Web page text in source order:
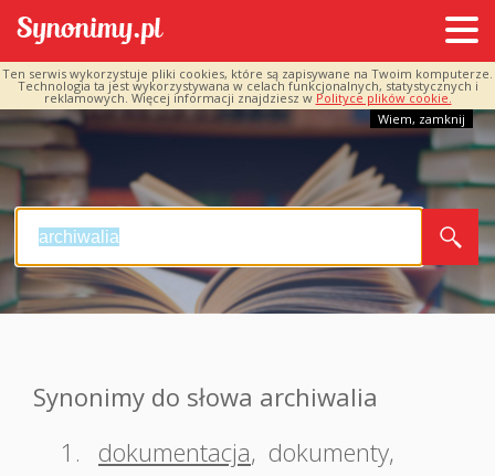
Ten serwis wykorzystuje pliki cookies, które są zapisywane na Twoim komputerze.
Technologia ta jest wykorzystywana w celach funkcjonalnych, statystycznych i
reklamowych. Więcej informacji znajdziesz w Polityce plików cookie.
Wiem, zamknij
Synonimy do słowa archiwalia
1.
dokumentacja, dokumenty,